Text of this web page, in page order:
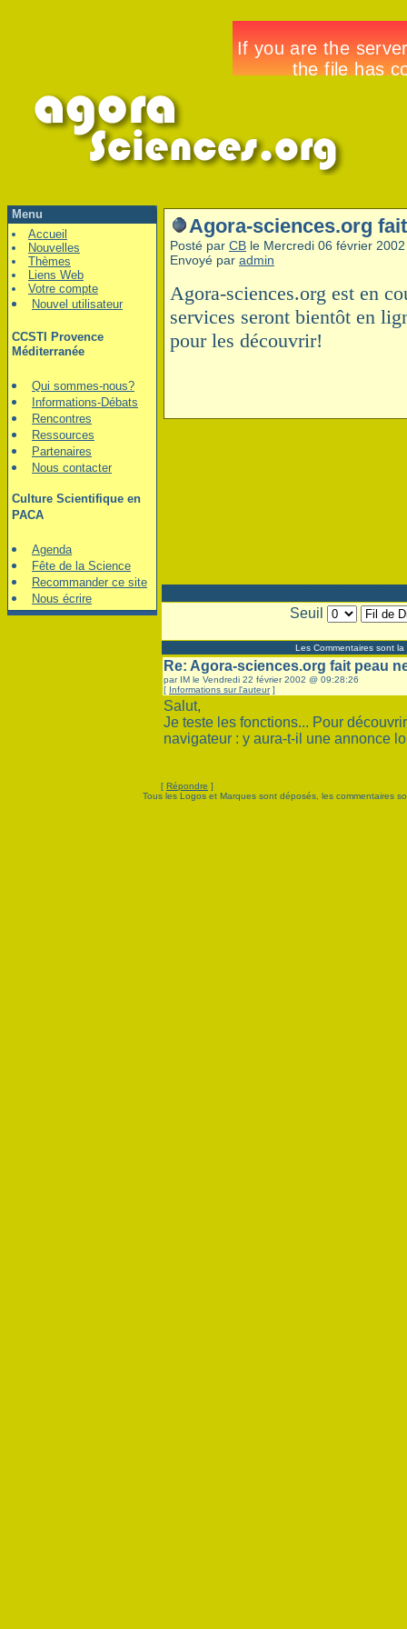
Menu
Accueil
Nouvelles
Thèmes
Liens Web
Votre compte
Nouvel utilisateur
CCSTI Provence
Méditerranée
Qui sommes-nous?
Informations-Débats
Rencontres
Ressources
Partenaires
Nous contacter
Culture Scientifique en
PACA
Agenda
Fête de la Science
Recommander ce site
Nous écrire
Agora-sciences.org
Posté par CB le Mercredi 06 février
Envoyé par admin
Agora-sciences.org est en
services seront bientôt en
pour les découvrir!
Seuil
Les Commentaires sont
Re: Agora-sciences.org fait peau
par IM le Vendredi 22 février 2002 @ 09:28:26
[ Informations sur l'auteur]
Salut,
Je teste les fonctions... Pour
navigateur : y aura-t-il une annonce
[ Répondre ]
Tous les Logos et Marques sont déposés, les commentaires